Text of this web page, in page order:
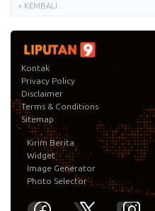
« KEMBALI
Kontak
Privacy Policy
Disclaimer
Terms & Conditions
Sitemap
Kirim Berita
Widget
Image Generator
Photo Selector